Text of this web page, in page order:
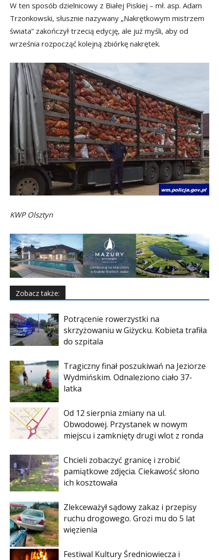
W ten sposób dzielnicowy z Białej Piskiej – mł. asp. Adam
Trzonkowski, słusznie nazywany „Nakrętkowym mistrzem
świata” zakończył trzecią edycję, ale już myśli, aby od
września rozpocząć kolejną zbiórkę nakrętek.
KWP Olsztyn
Zobacz także:
Potrącenie rowerzystki na
skrzyżowaniu w Giżycku. Kobieta trafiła
do szpitala
Tragiczny finał poszukiwań na Jeziorze
Wydmińskim. Odnaleziono ciało 37-
latka
Od 12 sierpnia zmiany na ul.
Obwodowej. Przystanek w nowym
miejscu i zamknięty drugi wlot z ronda
Chcieli zobaczyć granicę i zrobić
pamiątkowe zdjęcia. Ciekawość słono
ich kosztowała
Zlekceważył sądowy zakaz i przepisy
ruchu drogowego. Grozi mu do 5 lat
więzienia
Festiwal Kultury Średniowiecza i